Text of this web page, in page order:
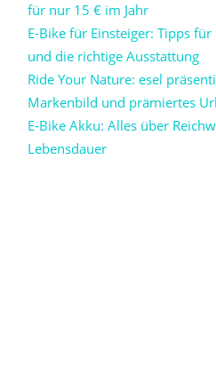
für nur 15 € im Jahr
E-Bike für Einsteiger: Tipps
und die richtige Ausstattung
Ride Your Nature: esel
Markenbild und prämiertes
E-Bike Akku: Alles über
Lebensdauer